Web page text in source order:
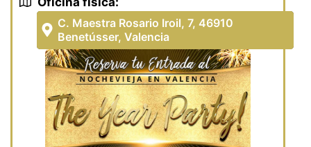
Fijo Móvil Whats App
C. Maestra Rosario Iroil, 7, 46910
Benetússer, Valencia
Oficina The Year Party!